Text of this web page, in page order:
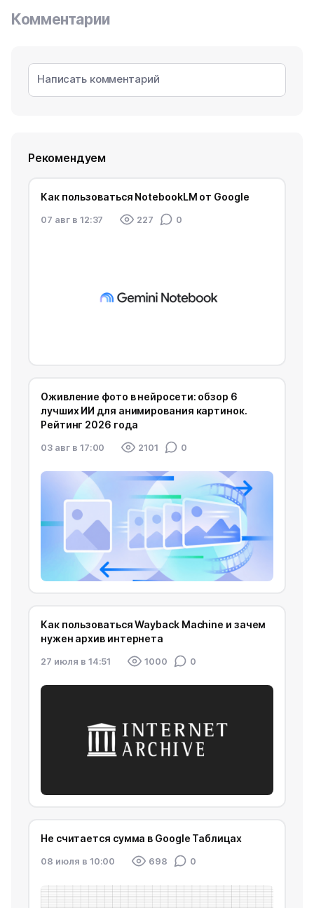
Комментарии
Рекомендуем
Как пользоваться NotebookLM от Google
07 авг в 12:37 227 0
Оживление фото в нейросети: обзор 6
лучших ИИ для анимирования картинок.
Рейтинг 2026 года
03 авг в 17:00 2101 0
Как пользоваться Wayback Machine и зачем
нужен архив интернета
27 июля в 14:51 1000 0
Не считается сумма в Google Таблицах
08 июля в 10:00 698 0